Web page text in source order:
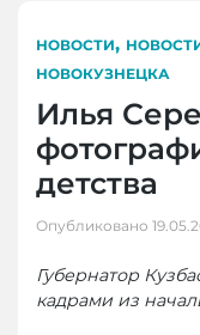
НОВОСТИ,
НОВОКУЗНЕЦКА
Илья
детства
Опубликовано
Губернатор
кадрами из